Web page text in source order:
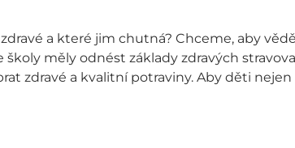
a které jim chutná? Chceme, aby
školy měly odnést základy zdravých
zdravé a kvalitní potraviny. Aby děti nejen